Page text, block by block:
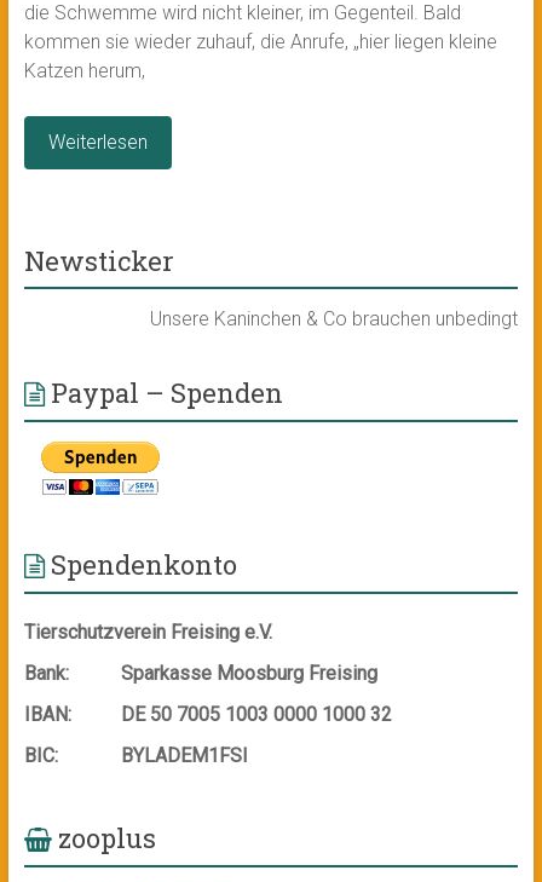
die Schwemme wird nicht kleiner, im Gegenteil. Bald
kommen sie wieder zuhauf, die Anrufe, „hier liegen kleine
Katzen herum,
Weiterlesen
Newsticker
Unsere Kaninchen & Co brauchen unbedingt
Paypal – Spenden
Spendenkonto
Tierschutzverein Freising e.V.
Bank:
Sparkasse Moosburg Freising
IBAN:
DE 50 7005 1003 0000 1000 32
BIC:
BYLADEM1FSI
zooplus